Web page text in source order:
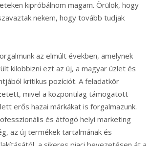
kipróbálnom magam. Örülök, hogy
nekem, hogy tovább tudjak
az elmúlt években, amelynek
kilobbizni ezt az új, a magyar üzlet és
kritikus pozíciót. A feladatkör
mivel a központilag támogatott
erős hazai márkákat is forgalmazunk.
és átfogó helyi marketing
az új termékek tartalmának és